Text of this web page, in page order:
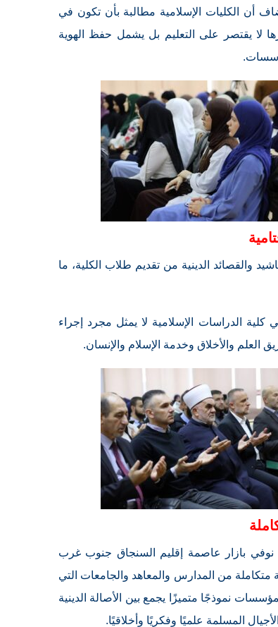
أن الكليات الإسلامية مطالبة بأن تكون في
لا يقتصر على التعليم بل يشمل حفظ الهوية
والقصائد الدينية من تقديم طلاب الكلية، ما
الدراسات الإسلامية لا يمثل مجرد إجراء
والأخلاق وخدمة الإسلام والإنسان.
نوفي بازار عاصمة إقليم السنجاق جنوب غرب
متكاملة من المدارس والمعاهد والجامعات التي
نموذجًا متميزًا يجمع بين الأصالة الدينية
المسلمة علميًا وفكريًا وأخلاقيًا.